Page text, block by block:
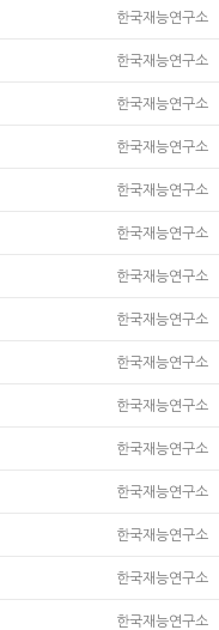
한국재능연구소
한국재능연구소
한국재능연구소
한국재능연구소
한국재능연구소
한국재능연구소
한국재능연구소
한국재능연구소
한국재능연구소
한국재능연구소
한국재능연구소
한국재능연구소
한국재능연구소
한국재능연구소
한국재능연구소